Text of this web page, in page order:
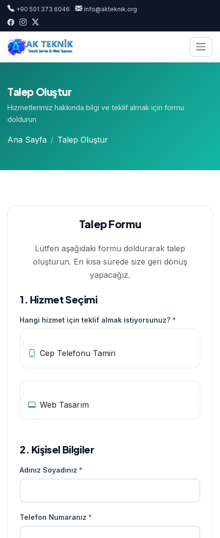
+90 501 373 6046 info@akteknik.org
Talep Oluştur
Hizmetlerimiz hakkında bilgi ve teklif almak için formu
doldurun
Ana Sayfa Talep Oluştur
Talep Formu
Lütfen aşağıdaki formu doldurarak talep
oluşturun. En kısa sürede size geri dönüş
yapacağız.
1. Hizmet Seçimi
Hangi hizmet için teklif almak istiyorsunuz? *
Cep Telefonu Tamiri
Web Tasarım
2. Kişisel Bilgiler
Adınız Soyadınız *
Telefon Numaranız *